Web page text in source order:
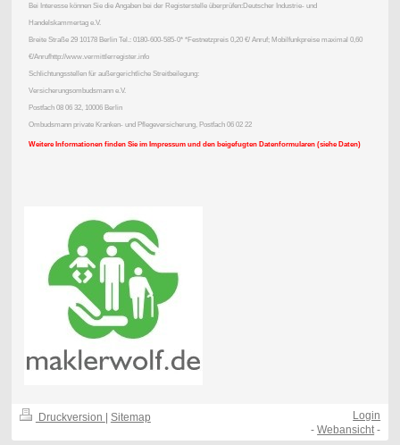
Bei Interesse können Sie die Angaben bei der Registerstelle überprüfen:Deutscher Industrie- und
Handelskammertag e.V.
Breite Straße 29 10178 Berlin Tel.: 0180-600-585-0* *Festnetzpreis 0,20 €/ Anruf; Mobilfunkpreise maximal 0,60
€/Anrufhttp://www.vermittlerregister.info
Schlichtungsstellen für außergerichtliche Streitbeilegung:
Versicherungsombudsmann e.V.
Postfach 08 06 32, 10006 Berlin
Ombudsmann private Kranken- und Pflegeversicherung, Postfach 06 02 22
Weitere Informationen finden Sie im Impressum und den beigefugten Datenformularen (siehe Daten)
Druckversion | Sitemap
Login
-Webansicht -